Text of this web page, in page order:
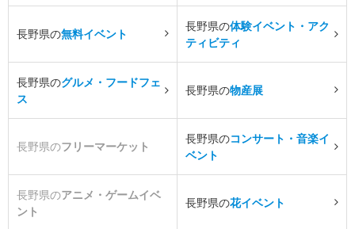
長野県の無料イベント
長野県の体験イベント・アク
ティビティ
長野県のグルメ・フードフェ
ス
長野県の物産展
長野県のフリーマーケット
長野県のコンサート・音楽イ
ベント
長野県のアニメ・ゲームイベ
ント
長野県の花イベント